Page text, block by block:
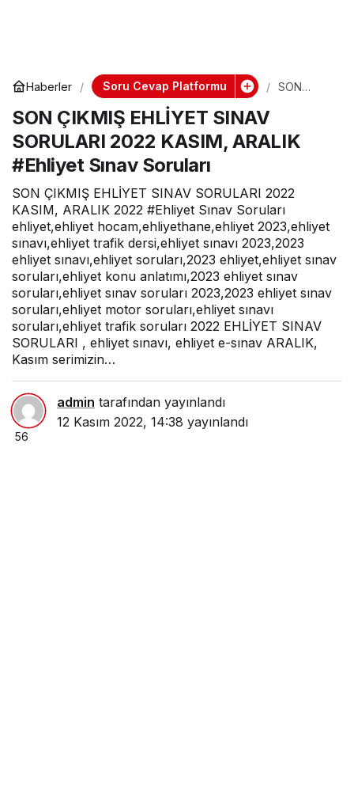
Haberler Soru Cevap Platformu
SON
SORULARI
#Ehliyet
Sınav
Soruları
SON ÇIKMIŞ EHLİYET SINAV
SORULARI 2022 KASIM, ARALIK
#Ehliyet Sınav Soruları
SON ÇIKMIŞ EHLİYET SINAV SORULARI 2022
KASIM, ARALIK 2022 #Ehliyet Sınav Soruları
ehliyet,ehliyet hocam,ehliyethane,ehliyet 2023,ehliyet
sınavı,ehliyet trafik dersi,ehliyet sınavı 2023,2023
ehliyet sınavı,ehliyet soruları,2023 ehliyet,ehliyet sınav
soruları,ehliyet konu anlatımı,2023 ehliyet sınav
soruları,ehliyet sınav soruları 2023,2023 ehliyet sınav
soruları,ehliyet motor soruları,ehliyet sınavı
soruları,ehliyet trafik soruları 2022 EHLİYET SINAV
SORULARI , ehliyet sınavı, ehliyet e-sınav ARALIK,
Kasım serimizin…
admin tarafından yayınlandı
12 Kasım 2022, 14:38 yayınlandı
56